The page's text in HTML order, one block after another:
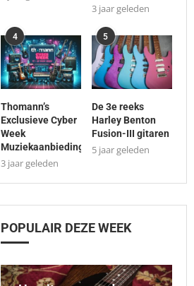
3 jaar geleden
4
Thomann’s
Exclusieve Cyber
Week
Muziekaanbiedingen
3 jaar geleden
5
De 3e reeks
Harley Benton
Fusion-III gitaren
5 jaar geleden
POPULAIR DEZE WEEK